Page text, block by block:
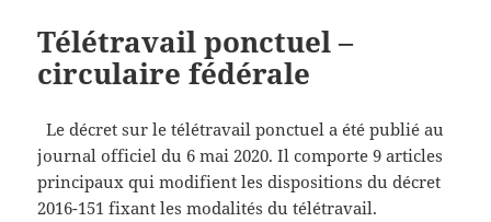
Télétravail ponctuel –
circulaire fédérale
Le décret sur le télétravail ponctuel a été publié au
journal officiel du 6 mai 2020. Il comporte 9 articles
principaux qui modifient les dispositions du décret
2016-151 fixant les modalités du télétravail.